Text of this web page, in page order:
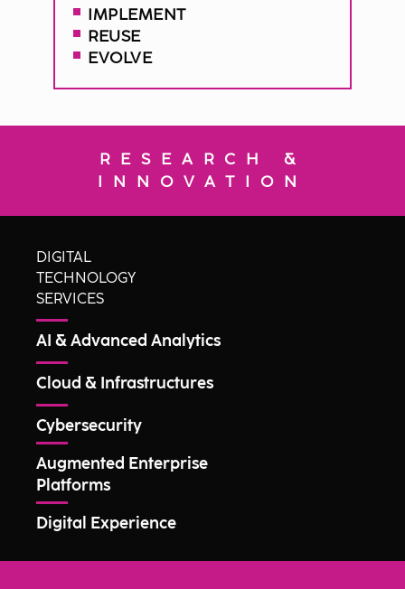
IMPLEMENT
REUSE
EVOLVE
RESEARCH &
INNOVATION
DIGITAL
TECHNOLOGY
SERVICES
AI & Advanced Analytics
Cloud & Infrastructures
Cybersecurity
Augmented Enterprise
Platforms
Digital Experience